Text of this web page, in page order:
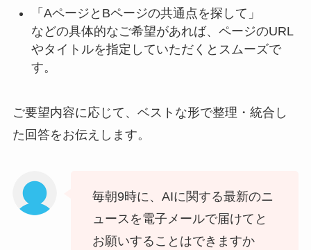
「AページとBページの共通点を探して」
などの具体的なご希望があれば、ページのURL
やタイトルを指定していただくとスムーズで
す。
ご要望内容に応じて、ベストな形で整理・統合し
た回答をお伝えします。
毎朝9時に、AIに関する最新のニ
ュースを電子メールで届けてと
お願いすることはできますか